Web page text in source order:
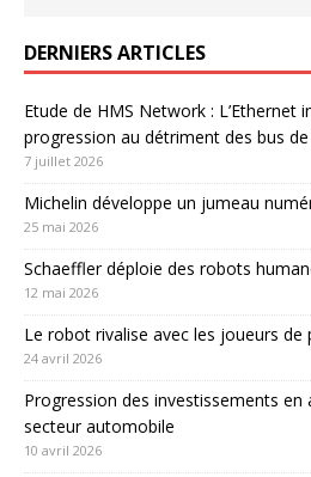
DERNIERS ARTICLES
Etude de HMS Network : L’Ethernet
progression au détriment des bus
7 juillet 2026
Michelin développe un jumeau
25 mai 2026
Schaeffler déploie des robots
12 mai 2026
Le robot rivalise avec les joueurs
24 avril 2026
Progression des investissements
secteur automobile
10 avril 2026